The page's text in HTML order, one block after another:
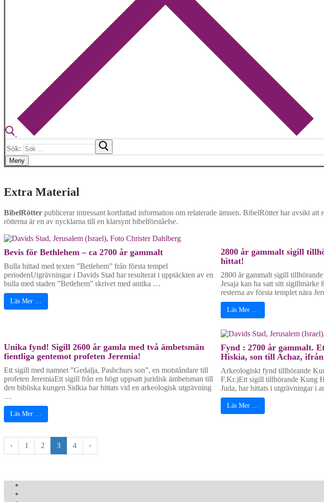
Sök:
Meny
Extra Material
BibelRötter publicerar intressant kortfattad information om relaterade ämnen. BibelRötter har avsikt
rötterna är en av nycklarna till en klarsynt bibelförståelse.
Bevis för Bethlehem – ca 2700 år gammalt
Bulla hittad med texten ”Betlehem” från första tempel
periodenUtgrävningar i Davids Stad har resulterat i upptäckten av en
bulla med staden ”Betlehem” skrivet med antika …
Läs Mer …
2800 år gammalt sigill
hittat!
2800 år gammalt sigill
Jesaja kan ha satt sitt
resterna av första templet nära
Läs Mer …
Unika fynd! Sigill 2600 år gamla med två ämbetsmän
fientliga gentemot profeten Jeremia!
Ett sigill med namnet ”Gedalja, Pashchurs son”, en motståndare till
profeten JeremiaEtt sigill från en högt uppsatt juridisk ämbetsman till
den bibliska kungen Sidkia har hittats vid en arkeologisk utgrävning
…
Läs Mer …
Fynd : 2700 år gammalt.
Hiskia, son till Achaz,
Arkeologiskt fynd tillhörande
F.Kr.)Ett sigill tillhörande Kung
Juda, har hittats i utgrävningar i
Läs Mer …
‹ 1 2 3 4 ›